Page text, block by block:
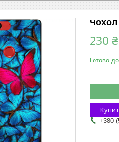
Чохол
230 ₴
Готово
+380